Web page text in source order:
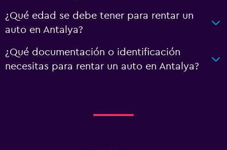
¿Qué edad se debe tener para rentar un
auto en Antalya?
¿Qué documentación o identificación
necesitas para rentar un auto en Antalya?